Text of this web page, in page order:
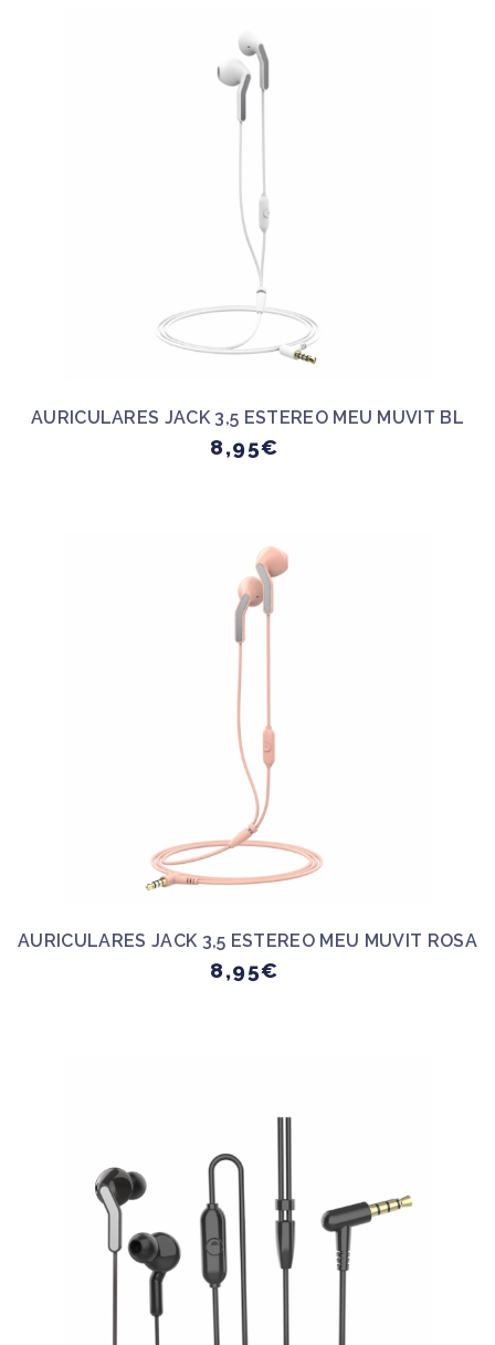
AURICULARES JACK 3,5 ESTEREO MEU MUVIT BL
8,95€
AURICULARES JACK 3,5 ESTEREO MEU MUVIT ROSA
8,95€